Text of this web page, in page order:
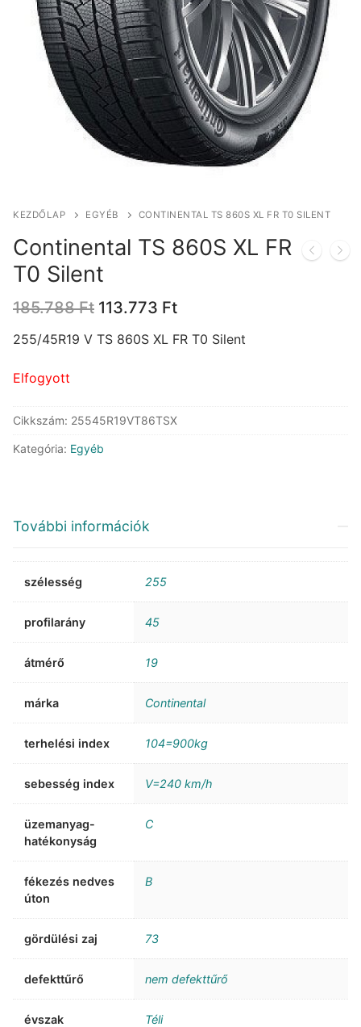
KEZDŐLAP EGYÉB CONTINENTAL TS 860S XL FR T0 SILENT
Continental TS 860S XL FR
T0 Silent
185.788Ft Original
was:
113.773 FtCurrent
is:
255/45R19 V TS 860S XL FR T0 Silent
Elfogyott
Cikkszám: 25545R19VT86TSX
Kategória: Egyéb
További információk
szélesség 255
profilarány 45
átmérő 19
márka Continental
terhelési index 104=900kg
sebesség index V=240 km/h
üzemanyag-
hatékonyság
C
fékezés nedves
úton
B
gördülési zaj 73
defekttűrő nem defekttűrő
évszak Téli